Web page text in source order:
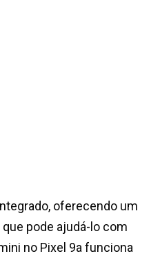
oferecendo um
pode ajudá-lo com
no Pixel 9a funciona